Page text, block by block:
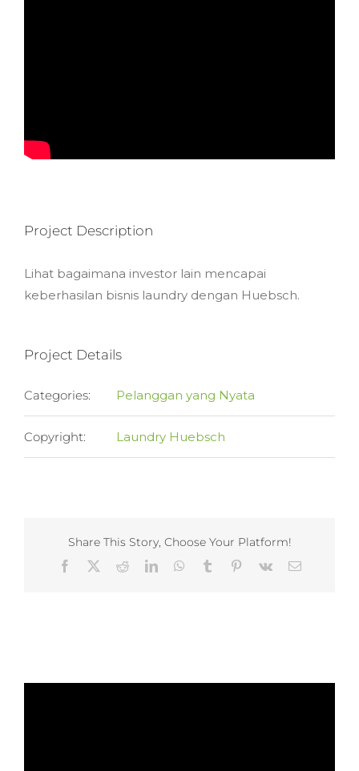
Project Description
Lihat bagaimana investor lain mencapai
keberhasilan bisnis laundry dengan Huebsch.
Project Details
Categories: Pelanggan yang Nyata
Copyright: Laundry Huebsch
Share This Story, Choose Your Platform!
Facebook RedditLinkedInWhatsApp
Tumblr Pinterest
Vk Email